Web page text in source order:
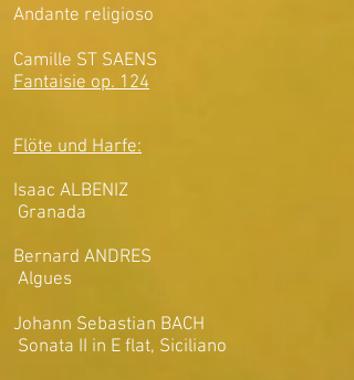
Andante religioso
Camille ST SAENS
Fantaisie op. 124
Flöte und Harfe:
Isaac ALBENIZ
Granada
Bernard ANDRES
Algues
Johann Sebastian BACH
Sonata II in E flat, Siciliano